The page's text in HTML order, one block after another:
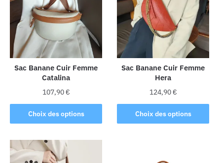
Sac Banane Cuir Femme
Catalina
107,90€
Choix des options
Ce
produit
plusieurs
variations.
Sac Banane Cuir Femme
Hera
124,90€
Choix des options
Ce
produit